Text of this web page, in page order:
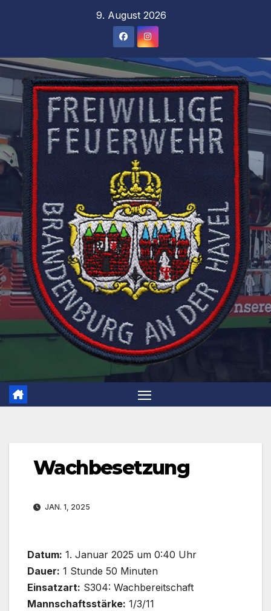
9. August 2026
Wachbesetzung
JAN. 1, 2025
Datum: 1. Januar 2025 um 0:40 Uhr
Dauer: 1 Stunde 50 Minuten
Einsatzart: S304: Wachbereitschaft
Mannschaftsstärke: 1/3/11